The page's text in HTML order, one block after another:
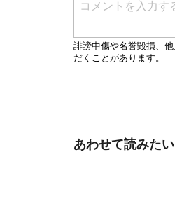
あわせて読みたい